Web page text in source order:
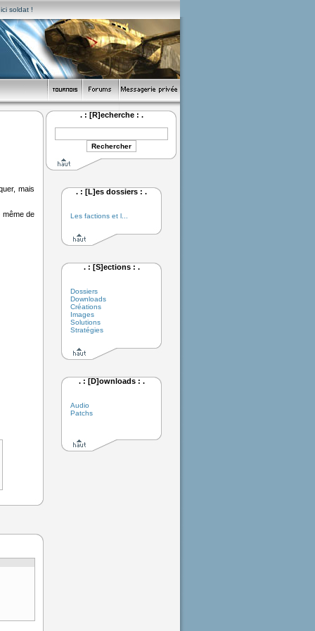
soldat !
mais
de
. : [R]echerche : .
. : [L]es dossiers : .
Les factions et l...
. : [S]ections : .
Dossiers
Downloads
Créations
Images
Solutions
Stratégies
. : [D]ownloads : .
Audio
Patchs